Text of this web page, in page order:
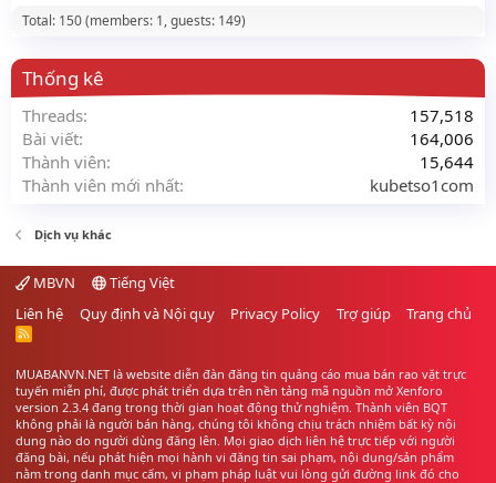
Total: 150 (members: 1, guests: 149)
Thống kê
Threads
157,518
Bài viết
164,006
Thành viên
15,644
Thành viên mới nhất
kubetso1com
Dịch vụ khác
MBVN
Tiếng Việt
Liên hệ
Quy định và Nội quy Privacy Policy Trợ giúp Trang chủ
R
MUABANVN.NET là website diễn đàn đăng tin quảng cáo mua bán rao vặt trực
tuyến miễn phí, được phát triển dựa trên nền tảng mã nguồn mở Xenforo
version 2.3.4 đang trong thời gian hoạt động thử nghiệm. Thành viên BQT
không phải là người bán hàng, chúng tôi không chịu trách nhiệm bất kỳ nội
dung nào do người dùng đăng lên. Mọi giao dịch liên hệ trực tiếp với người
đăng bài, nếu phát hiện mọi hành vi đăng tin sai phạm, nội dung/sản phẩm
nằm trong danh mục cấm, vi phạm pháp luật vui lòng gửi đường link đó cho